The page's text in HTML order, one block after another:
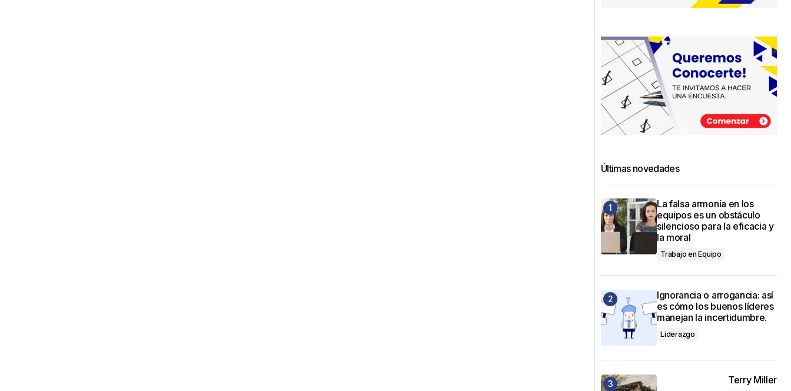
Últimas novedades
La falsa armonía en los
equipos es un obstáculo
silencioso para la eficacia y
la moral
Trabajo en Equipo
Ignorancia o arrogancia: así
es cómo los buenos líderes
manejan la incertidumbre.
Liderazgo
Terry Miller